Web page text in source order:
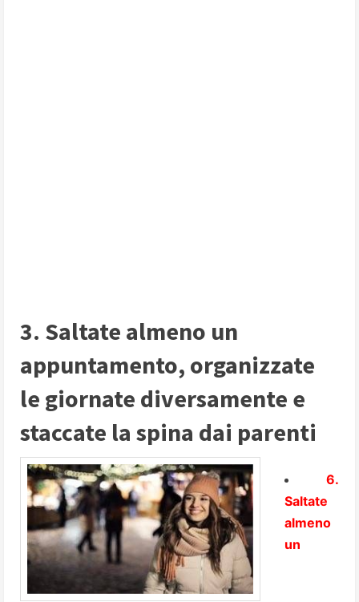
3. Saltate almeno un
appuntamento, organizzate
le giornate diversamente e
staccate la spina dai parenti
6.
Saltate
almeno
un